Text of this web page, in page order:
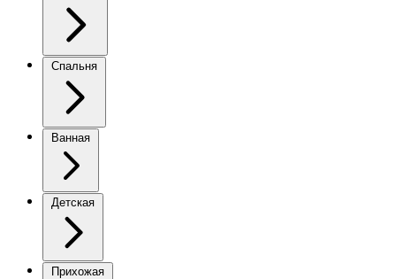
Спальня
Ванная
Детская
Прихожая